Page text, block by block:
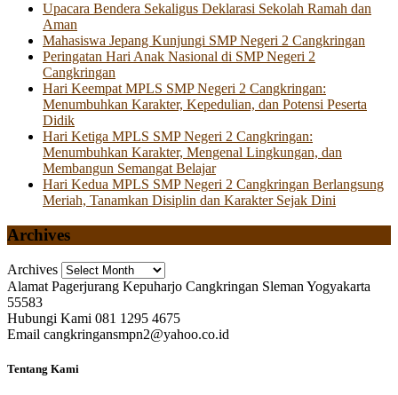
Upacara Bendera Sekaligus Deklarasi Sekolah Ramah dan
Aman
Mahasiswa Jepang Kunjungi SMP Negeri 2 Cangkringan
Peringatan Hari Anak Nasional di SMP Negeri 2
Cangkringan
Hari Keempat MPLS SMP Negeri 2 Cangkringan:
Menumbuhkan Karakter, Kepedulian, dan Potensi Peserta
Didik
Hari Ketiga MPLS SMP Negeri 2 Cangkringan:
Menumbuhkan Karakter, Mengenal Lingkungan, dan
Membangun Semangat Belajar
Hari Kedua MPLS SMP Negeri 2 Cangkringan Berlangsung
Meriah, Tanamkan Disiplin dan Karakter Sejak Dini
Archives
Archives
Alamat Pagerjurang Kepuharjo Cangkringan Sleman Yogyakarta
55583
Hubungi Kami 081 1295 4675
Email cangkringansmpn2@yahoo.co.id
Tentang Kami